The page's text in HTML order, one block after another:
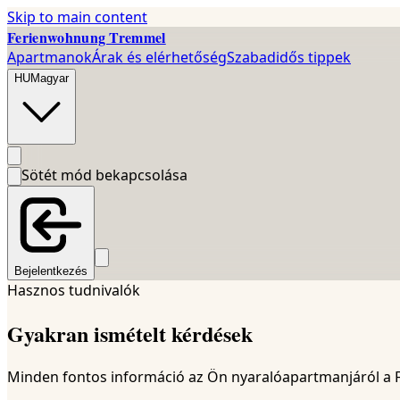
Skip to main content
Ferienwohnung Tremmel
ApartmanokÁrak és elérhetőségSzabadidős tippek
HUMagyar
Sötét mód bekapcsolása
Bejelentkezés
Hasznos tudnivalók
Gyakran ismételt kérdések
Minden fontos információ az Ön nyaralóapartmanjáról a